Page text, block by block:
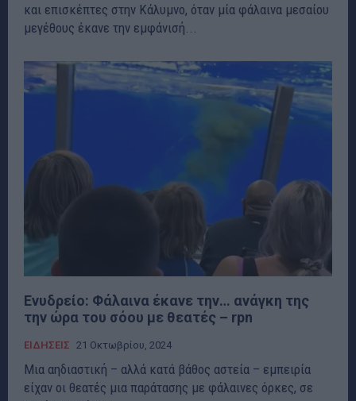
και επισκέπτες στην Κάλυμνο, όταν μία φάλαινα μεσαίου
μεγέθους έκανε την εμφάνισή...
Ενυδρείο: Φάλαινα έκανε την… ανάγκη της
την ώρα του σόου με θεατές – rpn
ΕΙΔΗΣΕΙΣ 21 Οκτωβρίου, 2024
Mια αηδιαστική – αλλά κατά βάθος αστεία – εμπειρία
είχαν οι θεατές μια παράτασης με φάλαινες όρκες, σε